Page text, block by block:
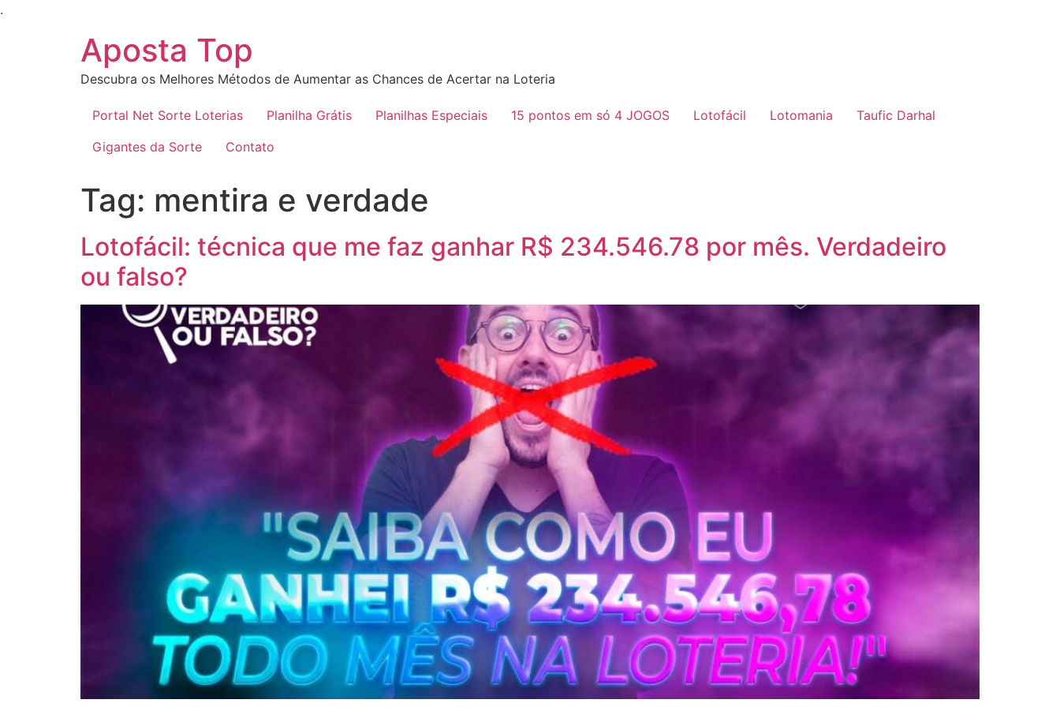
.
Aposta Top
Descubra os Melhores Métodos de Aumentar as Chances de Acertar na Loteria
Portal Net Sorte Loterias Planilha Grátis Planilhas Especiais 15 pontos em só 4 JOGOS Lotofácil Lotomania
Taufic Darhal
Gigantes da Sorte
Contato
Tag: mentira e verdade
Lotofácil: técnica que me faz ganhar R$ 234.546.78 por mês. Verdadeiro
ou falso?